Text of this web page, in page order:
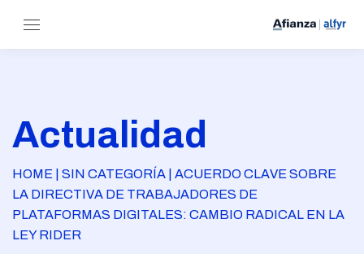
Actualidad
HOME | SIN CATEGORÍA | ACUERDO CLAVE SOBRE
LA DIRECTIVA DE TRABAJADORES DE
PLATAFORMAS DIGITALES: CAMBIO RADICAL EN LA
LEY RIDER